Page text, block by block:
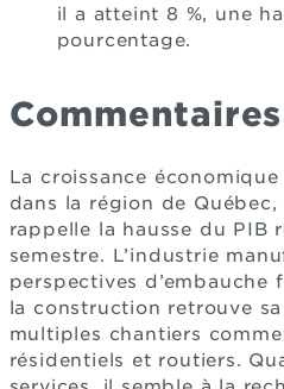
il a atteint 8 %, une
pourcentage.
Commentaires
La croissance
dans la région de
rappelle la hausse du PIB
semestre. L’industrie
perspectives d’embauche
la construction retrouve
multiples chantiers
résidentiels et routiers.